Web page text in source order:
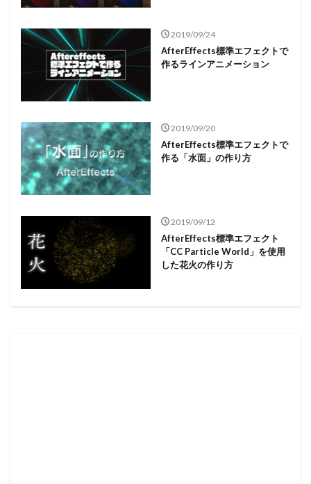
2019/09/24
AfterEffects標準エフェクトで
作るラインアニメーション
2019/09/20
AfterEffects標準エフェクトで
作る「水面」の作り方
2019/09/12
AfterEffects標準エフェクト
「CC Particle World」を使用
した花火の作り方